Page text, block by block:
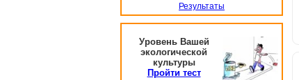
Результаты
Уровень Вашей
экологической
культуры
Пройти тест